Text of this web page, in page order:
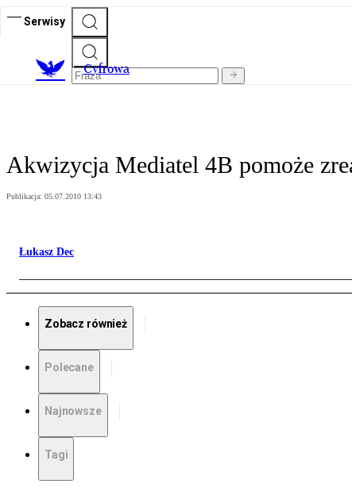
Serwisy
Cyfrowa
Akwizycja Mediatel 4B pomoże
Publikacja: 05.07.2010 13:43
Łukasz Dec
Zobacz również
Polecane
Najnowsze
Tagi